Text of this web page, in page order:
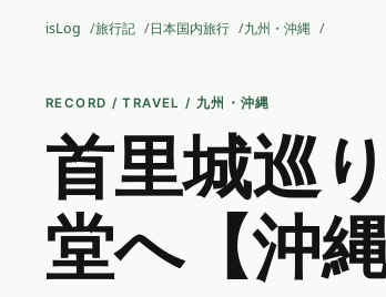
isLog 旅行記 日本国内旅行 九州・沖縄
RECORD / TRAVEL / 九州・沖縄
首里城巡
堂へ【沖